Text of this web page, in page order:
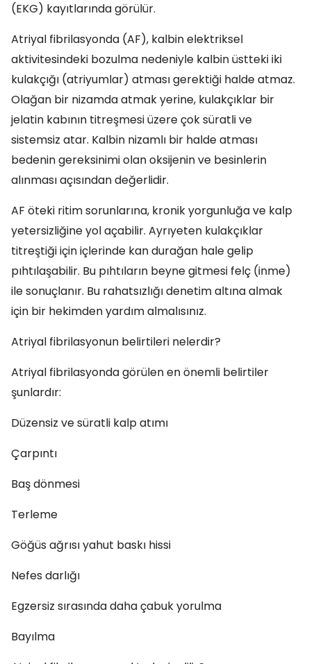
(EKG) kayıtlarında görülür.
Atriyal fibrilasyonda (AF), kalbin elektriksel
aktivitesindeki bozulma nedeniyle kalbin üstteki iki
kulakçığı (atriyumlar) atması gerektiği halde atmaz.
Olağan bir nizamda atmak yerine, kulakçıklar bir
jelatin kabının titreşmesi üzere çok süratli ve
sistemsiz atar. Kalbin nizamlı bir halde atması
bedenin gereksinimi olan oksijenin ve besinlerin
alınması açısından değerlidir.
AF öteki ritim sorunlarına, kronik yorgunluğa ve kalp
yetersizliğine yol açabilir. Ayrıyeten kulakçıklar
titreştiği için içlerinde kan durağan hale gelip
pıhtılaşabilir. Bu pıhtıların beyne gitmesi felç (inme)
ile sonuçlanır. Bu rahatsızlığı denetim altına almak
için bir hekimden yardım almalısınız.
Atriyal fibrilasyonun belirtileri nelerdir?
Atriyal fibrilasyonda görülen en önemli belirtiler
şunlardır:
Düzensiz ve süratli kalp atımı
Çarpıntı
Baş dönmesi
Terleme
Göğüs ağrısı yahut baskı hissi
Nefes darlığı
Egzersiz sırasında daha çabuk yorulma
Bayılma